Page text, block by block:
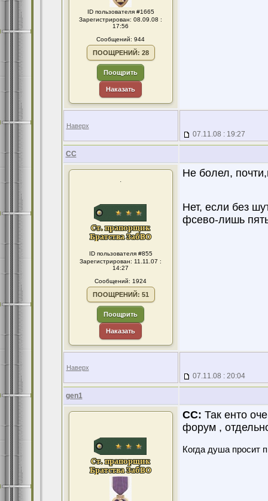
ID пользователя #1665
Зарегистрирован: 08.09.08 :
17:56
Сообщений: 944
ПООЩРЕНИЙ: 28
Поощрить
Наказать
Наверх
07.11.08 : 19:27
CC
.
ID пользователя #855
Зарегистрирован: 11.11.07 :
14:27
Сообщений: 1924
ПООЩРЕНИЙ: 51
Поощрить
Наказать
Не болел,
Нет, если без
фсево-лишь
Наверх
07.11.08 : 20:04
gen1
CC: Так енто
форум ,
Когда душа просит